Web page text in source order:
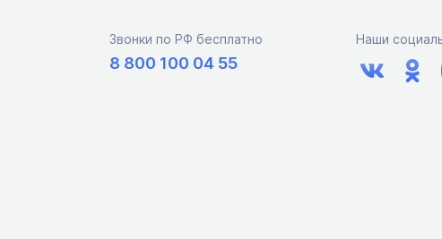
Звонки по РФ бесплатно
8 800 100 04 55
Наши